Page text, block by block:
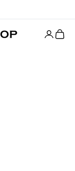
Account
Cart